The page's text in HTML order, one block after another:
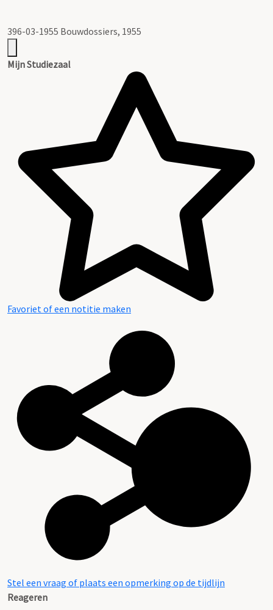
396-03-1955 Bouwdossiers, 1955
Mijn Studiezaal
Favoriet of een notitie maken
Stel een vraag of plaats een opmerking op de tijdlijn
Reageren